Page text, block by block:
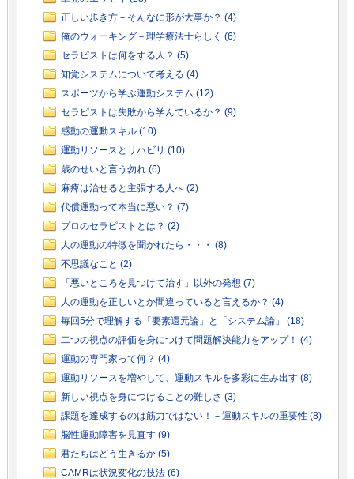
正しい歩き方－そんなに形が大事か？ (4)
俺のウォーキング－理学療法士らしく (6)
セラピストは何をする人？ (5)
知覚システムについて考える (4)
スポーツから学ぶ運動システム (12)
セラピストは失敗から学んでいるか？ (9)
感動の運動スキル (10)
運動リソースとリハビリ (10)
歳のせいと言う勿れ (6)
麻痺は治せると主張する人へ (2)
代償運動って本当に悪い？ (7)
プロのセラピストとは？ (2)
人の運動の特徴を聞かれたら・・・ (8)
不思議なこと (2)
「悪いところを見つけて治す」以外の発想 (7)
人の運動を正しいとか間違っていると言えるか？ (4)
毎回5分で理解する「要素還元論」と「システム論」 (18)
二つの視点の評価を身につけて問題解決能力をアップ！ (4)
運動の専門家って何？ (4)
運動リソースを増やして、運動スキルを多彩に生み出す (8)
新しい視点を身につけることの難しさ (3)
課題を達成するのは筋力ではない！－運動スキルの重要性 (8)
脳性運動障害を見直す (9)
君たちはどう生きるか (5)
CAMRは状況変化の技法 (6)